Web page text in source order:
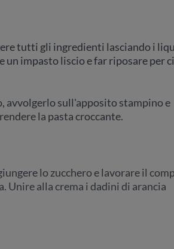
tutti gli ingredienti lasciando i
impasto liscio e far riposare per
avvolgerlo sull'apposito stampino e
la pasta croccante.
lo zucchero e lavorare il
Unire alla crema i dadini di arancia